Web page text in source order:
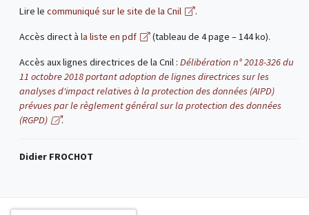
Lire le communiqué sur le site de la Cnil .
Accès direct à la liste en pdf (tableau de 4 page – 144 ko).
Accès aux lignes directrices de la Cnil : Délibération n° 2018-326 du
11 octobre 2018 portant adoption de lignes directrices sur les
analyses d'impact relatives à la protection des données (AIPD)
prévues par le règlement général sur la protection des données
(RGPD)
.
Didier FROCHOT